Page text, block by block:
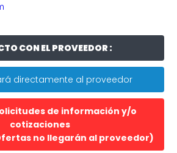
CON EL PROVEEDOR :
directamente al proveedor
solicitudes de información y/o
cotizaciones
no llegarán al proveedor)